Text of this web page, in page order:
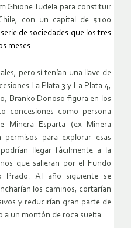
Ghione Tudela para constituir
con un capital de $100
serie de sociedades que los tres
meses.
pero sí tenían una llave de
La Plata 3 y La Plata 4,
Branko Donoso figura en los
concesiones como persona
Minera Esparta (ex Minera
permisos para explorar esas
llegar fácilmente a la
que salieran por el Fundo
Prado. Al año siguiente se
los caminos, cortarían
y reducirían gran parte de
a un montón de roca suelta.